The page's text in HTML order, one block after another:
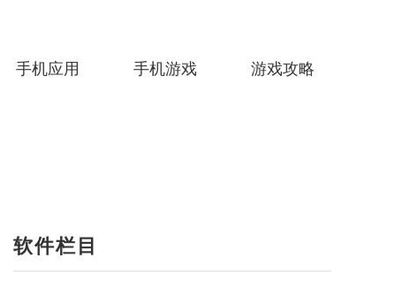
手机应用 手机游戏 游戏攻略
软件栏目